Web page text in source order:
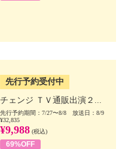
先行予約受付中
チェンジ ＴＶ通販出演２...
先行予約期間：7/27〜8/8 放送日：8/9
¥32,835
¥9,988 (税込)
69%OFF